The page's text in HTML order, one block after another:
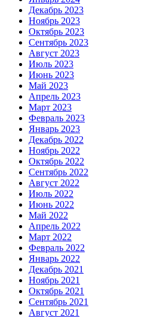
Декабрь 2023
Ноябрь 2023
Октябрь 2023
Сентябрь 2023
Август 2023
Июль 2023
Июнь 2023
Май 2023
Апрель 2023
Март 2023
Февраль 2023
Январь 2023
Декабрь 2022
Ноябрь 2022
Октябрь 2022
Сентябрь 2022
Август 2022
Июль 2022
Июнь 2022
Май 2022
Апрель 2022
Март 2022
Февраль 2022
Январь 2022
Декабрь 2021
Ноябрь 2021
Октябрь 2021
Сентябрь 2021
Август 2021